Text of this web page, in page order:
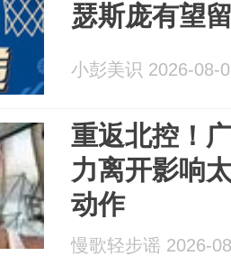
瑟斯庞有望
小彭美识 2026-08-
重返北控！
力离开影响
动作
慢歌轻步谣 2026-